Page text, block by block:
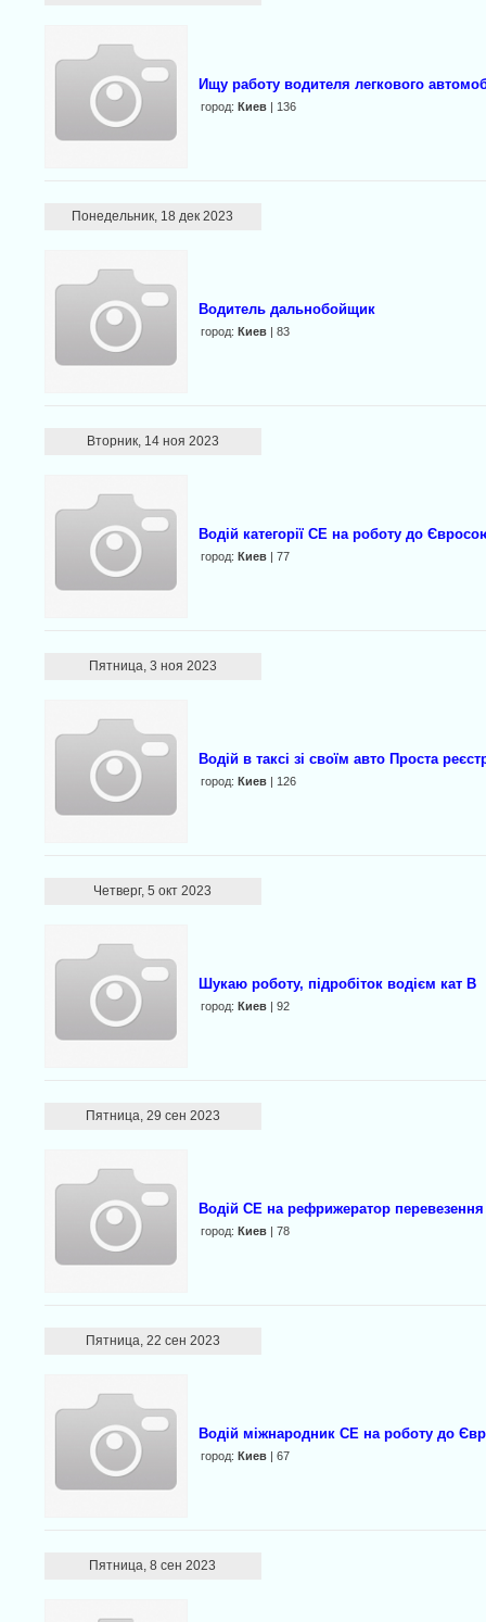
Ищу работу водителя легкового
город: Киев| 136
Понедельник, 18 дек 2023
Водитель дальнобойщик
город: Киев| 83
Вторник, 14 ноя 2023
Водій категорії СЕ на роботу до
город: Киев| 77
Пятница, 3 ноя 2023
Водій в таксі зі своїм авто Проста
город: Киев| 126
Четверг, 5 окт 2023
Шукаю роботу, підробіток водієм кат В
город: Киев| 92
Пятница, 29 сен 2023
Водій СЕ на рефрижератор перевезення
город: Киев| 78
Пятница, 22 сен 2023
Водій міжнародник СЕ на роботу до
город: Киев| 67
Пятница, 8 сен 2023